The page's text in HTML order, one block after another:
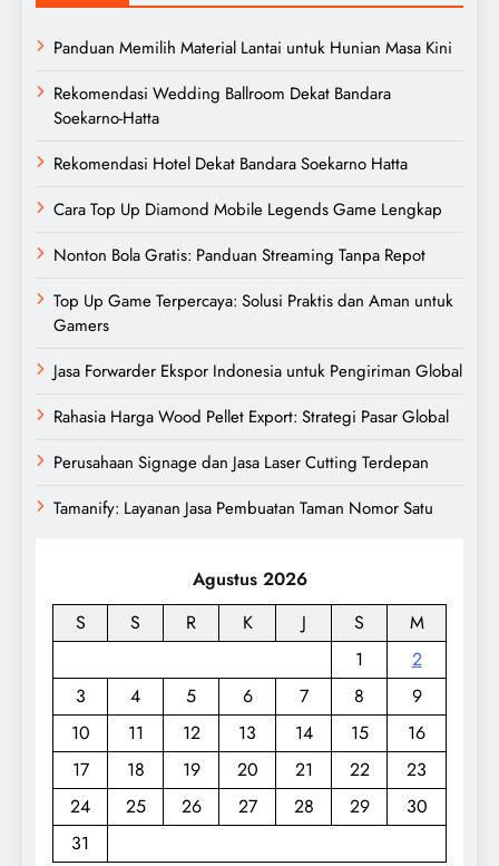
Panduan Memilih Material Lantai untuk Hunian Masa Kini
Rekomendasi Wedding Ballroom Dekat Bandara
Soekarno-Hatta
Rekomendasi Hotel Dekat Bandara Soekarno Hatta
Cara Top Up Diamond Mobile Legends Game Lengkap
Nonton Bola Gratis: Panduan Streaming Tanpa Repot
Top Up Game Terpercaya: Solusi Praktis dan Aman untuk
Gamers
Jasa Forwarder Ekspor Indonesia untuk Pengiriman Global
Rahasia Harga Wood Pellet Export: Strategi Pasar Global
Perusahaan Signage dan Jasa Laser Cutting Terdepan
Tamanify: Layanan Jasa Pembuatan Taman Nomor Satu
Agustus 2026
S
S R K J S
M
1
2
3
4 5 6 7 8
9
10
11 12 13 14 15
16
17
18 19 20 21 22
23
24
25 26 27 28 29
30
31